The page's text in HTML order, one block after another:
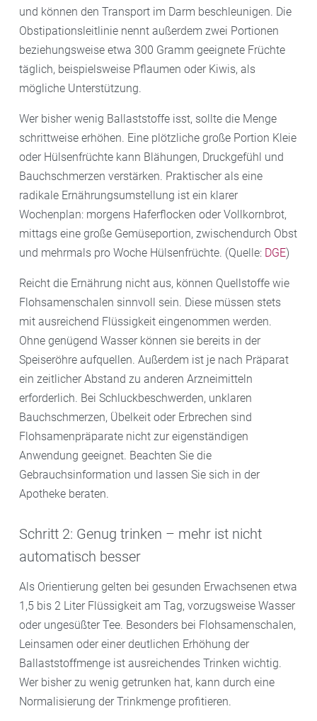
und können den Transport im Darm beschleunigen. Die
Obstipationsleitlinie nennt außerdem zwei Portionen
beziehungsweise etwa 300 Gramm geeignete Früchte
täglich, beispielsweise Pflaumen oder Kiwis, als
mögliche Unterstützung.
Wer bisher wenig Ballaststoffe isst, sollte die Menge
schrittweise erhöhen. Eine plötzliche große Portion Kleie
oder Hülsenfrüchte kann Blähungen, Druckgefühl und
Bauchschmerzen verstärken. Praktischer als eine
radikale Ernährungsumstellung ist ein klarer
Wochenplan: morgens Haferflocken oder Vollkornbrot,
mittags eine große Gemüseportion, zwischendurch Obst
und mehrmals pro Woche Hülsenfrüchte. (Quelle: DGE)
Reicht die Ernährung nicht aus, können Quellstoffe wie
Flohsamenschalen sinnvoll sein. Diese müssen stets
mit ausreichend Flüssigkeit eingenommen werden.
Ohne genügend Wasser können sie bereits in der
Speiseröhre aufquellen. Außerdem ist je nach Präparat
ein zeitlicher Abstand zu anderen Arzneimitteln
erforderlich. Bei Schluckbeschwerden, unklaren
Bauchschmerzen, Übelkeit oder Erbrechen sind
Flohsamenpräparate nicht zur eigenständigen
Anwendung geeignet. Beachten Sie die
Gebrauchsinformation und lassen Sie sich in der
Apotheke beraten.
Schritt 2: Genug trinken – mehr ist nicht
automatisch besser
Als Orientierung gelten bei gesunden Erwachsenen etwa
1,5 bis 2 Liter Flüssigkeit am Tag, vorzugsweise Wasser
oder ungesüßter Tee. Besonders bei Flohsamenschalen,
Leinsamen oder einer deutlichen Erhöhung der
Ballaststoffmenge ist ausreichendes Trinken wichtig.
Wer bisher zu wenig getrunken hat, kann durch eine
Normalisierung der Trinkmenge profitieren.